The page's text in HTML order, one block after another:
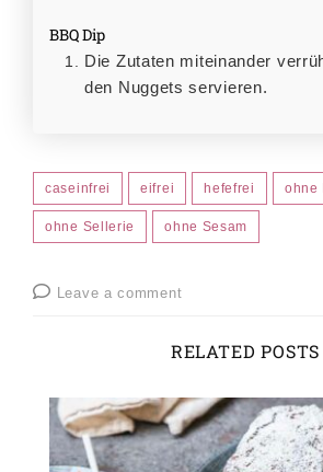
BBQ Dip
Die Zutaten miteinander verrühren und mit
den Nuggets servieren.
caseinfrei eifrei hefefrei ohne
ohne Sellerie ohne Sesam
Leave a comment
RELATED POSTS